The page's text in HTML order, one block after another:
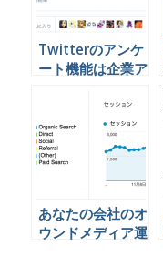
Twitterのアンケ
ート機能は企業ア
うといいと思うん
やけど
あなたの会社のオ
ウンドメディア運